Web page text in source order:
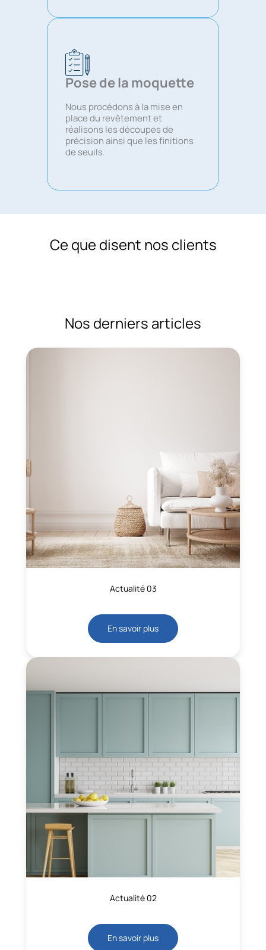
Pose de la moquette
Nous procédons à la mise en
place du revêtement et
réalisons les découpes de
précision ainsi que les finitions
de seuils.
Ce que disent nos clients
Nos derniers articles
Actualité 03
En savoir plus
Actualité 02
En savoir plus